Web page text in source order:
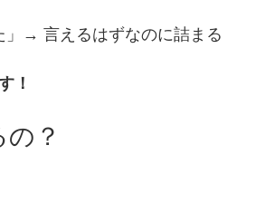
」→ 言えるはずなのに詰まる
！
？